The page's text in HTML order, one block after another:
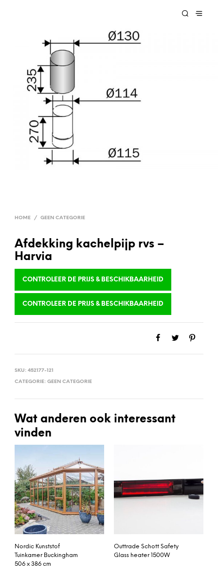
HOME / GEEN CATEGORIE
Afdekking kachelpijp rvs –
Harvia
CONTROLEER DE PRIJS & BESCHIKBAARHEID
CONTROLEER DE PRIJS & BESCHIKBAARHEID
SKU: 452177-121
CATEGORIE: GEEN CATEGORIE
Wat anderen ook interessant
vinden
Nordic Kunststof
Tuinkamer Buckingham
506 x 386 cm
Outtrade Schott Safety
Glass heater 1500W